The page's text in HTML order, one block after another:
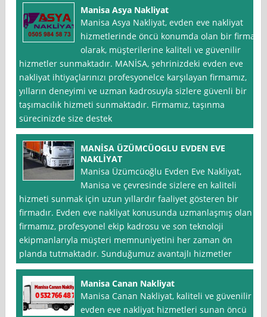
Manisa Asya Nakliyat
Manisa Asya Nakliyat, evden eve nakliyat
hizmetlerinde öncü konumda olan bir firma
olarak, müşterilerine kaliteli ve güvenilir
hizmetler sunmaktadır. MANİSA, şehrinizdeki evden eve
nakliyat ihtiyaçlarınızı profesyonelce karşılayan firmamız,
yılların deneyimi ve uzman kadrosuyla sizlere güvenli bir
taşımacılık hizmeti sunmaktadır. Firmamız, taşınma
sürecinizde size destek
MANİSA ÜZÜMCÜOGLU EVDEN EVE
NAKLİYAT
Manisa Üzümcüoğlu Evden Eve Nakliyat,
Manisa ve çevresinde sizlere en kaliteli
hizmeti sunmak için uzun yıllardır faaliyet gösteren bir
firmadır. Evden eve nakliyat konusunda uzmanlaşmış olan
firmamız, profesyonel ekip kadrosu ve son teknoloji
ekipmanlarıyla müşteri memnuniyetini her zaman ön
planda tutmaktadır. Sunduğumuz avantajlı hizmetler
Manisa Canan Nakliyat
Manisa Canan Nakliyat, kaliteli ve güvenilir
evden eve nakliyat hizmetleri sunan öncü